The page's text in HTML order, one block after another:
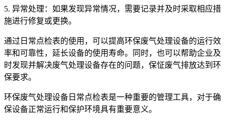
5. 异常处理：如果发现异常情况，需要记录并及时采取相应措
施进行修复或更换。
通过日常点检表的使用，可以提高环保废气处理设备的运行效
率和可靠性，延长设备的使用寿命。同时，也可以帮助企业及
时发现并解决废气处理设备存在的问题，保怔废气排放达到环
保要求。
环保废气处理设备日常点检表是一种重要的管理工具，对于确
保设备正常运行和保护环境具有重要意义。